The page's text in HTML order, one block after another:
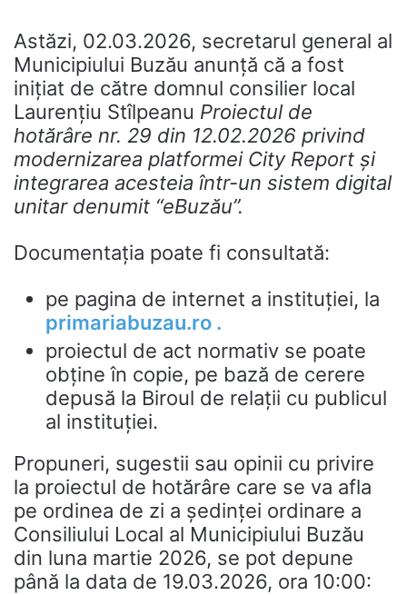
Astăzi, 02.03.2026, secretarul general al
Municipiului Buzău anunță că a fost
inițiat de către domnul consilier local
Laurențiu Stîlpeanu Proiectul de
hotărâre nr. 29 din 12.02.2026 privind
modernizarea platformei City Report și
integrarea acesteia într-un sistem digital
unitar denumit “eBuzău”.
Documentația poate fi consultată:
pe pagina de internet a instituţiei, la
primariabuzau.ro .
proiectul de act normativ se poate
obţine în copie, pe bază de cerere
depusă la Biroul de relaţii cu publicul
al instituţiei.
Propuneri, sugestii sau opinii cu privire
la proiectul de hotărâre care se va afla
pe ordinea de zi a ședinței ordinare a
Consiliului Local al Municipiului Buzău
din luna martie 2026, se pot depune
până la data de 19.03.2026, ora 10:00: